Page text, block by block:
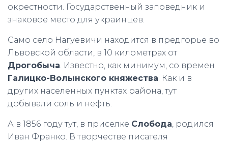
окрестности. Государственный заповедник и
знаковое место для украинцев.
Само село Нагуевичи находится в предгорье во
Львовской области, в 10 километрах от
Дрогобыча. Известно, как минимум, со времен
Галицко-Волынского княжества. Как и в
других населенных пунктах района, тут
добывали соль и нефть.
А в 1856 году тут, в приселке Слобода, родился
Иван Франко. В творчестве писателя